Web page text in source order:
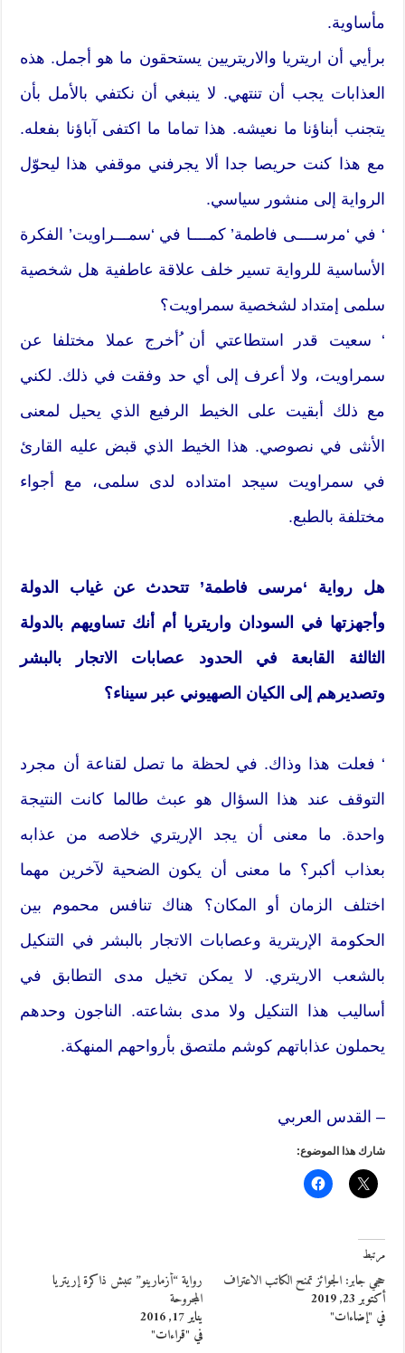
مأساوية.
برأيي أن اريتريا والاريتريين يستحقون ما هو أجمل. هذه
العذابات يجب أن تنتهي. لا ينبغي أن نكتفي بالأمل بأن
يتجنب أبناؤنا ما نعيشه. هذا تماما ما اكتفى آباؤنا بفعله.
مع هذا كنت حريصا جدا ألا يجرفني موقفي هذا ليحوّل
الرواية إلى منشور سياسي.
‘ في ‘مرســــى فاطمة’ كمــــا في ‘سمـــراويت’ الفكرة
الأساسية للرواية تسير خلف علاقة عاطفية هل شخصية
سلمى إمتداد لشخصية سمراويت؟
‘ سعيت قدر استطاعتي أن ُأخرج عملا مختلفا عن
سمراويت، ولا أعرف إلى أي حد وفقت في ذلك. لكني
مع ذلك أبقيت على الخيط الرفيع الذي يحيل لمعنى
الأنثى في نصوصي. هذا الخيط الذي قبض عليه القارئ
في سمراويت سيجد امتداده لدى سلمى، مع أجواء
مختلفة بالطبع.
هل رواية ‘مرسى فاطمة’ تتحدث عن غياب الدولة
وأجهزتها في السودان واريتريا أم أنك تساويهم بالدولة
الثالثة القابعة في الحدود عصابات الاتجار بالبشر
وتصديرهم إلى الكيان الصهيوني عبر سيناء؟
‘ فعلت هذا وذاك. في لحظة ما تصل لقناعة أن مجرد
التوقف عند هذا السؤال هو عبث طالما كانت النتيجة
واحدة. ما معنى أن يجد الإريتري خلاصه من عذابه
بعذاب أكبر؟ ما معنى أن يكون الضحية لآخرين مهما
اختلف الزمان أو المكان؟ هناك تنافس محموم بين
الحكومة الإريترية وعصابات الاتجار بالبشر في التنكيل
بالشعب الاريتري. لا يمكن تخيل مدى التطابق في
أساليب هذا التنكيل ولا مدى بشاعته. الناجون وحدهم
يحملون عذاباتهم كوشم ملتصق بأرواحهم المنهكة.
– القدس العربي
شارك هذا الموضوع:
مرتبط
حجي جابر: الجوائز تمنح الكاتب الاعتراف
أكتوبر 23, 2019
في "إضاءات"
رواية “أزمارينو” تنبش ذاكرة إريتريا
المجروحة
يناير 17, 2016
في "قراءات"